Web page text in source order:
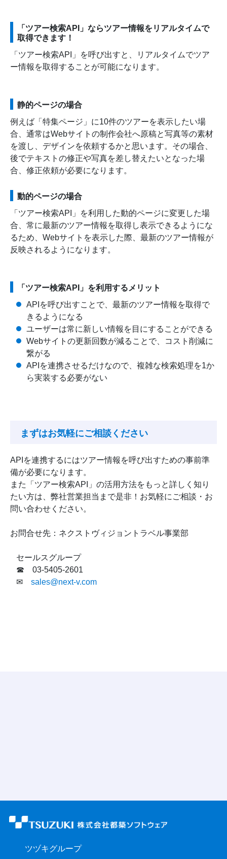
「ツアー検索API」ならツアー情報をリアルタイムで
取得できます！
「ツアー検索API」を呼び出すと、リアルタイムでツア
ー情報を取得することが可能になります。
静的ページの場合
例えば「特集ページ」に10件のツアーを表示したい場
合、通常はWebサイトの制作会社へ原稿と写真等の素材
を渡し、デザインを依頼するかと思います。その場合、
後でテキストの修正や写真を差し替えたいとなった場
合、修正依頼が必要になります。
動的ページの場合
「ツアー検索API」を利用した動的ページに変更した場
合、常に最新のツアー情報を取得し表示できるようにな
るため、Webサイトを表示した際、最新のツアー情報が
反映されるようになります。
「ツアー検索API」を利用するメリット
APIを呼び出すことで、最新のツアー情報を取得で
きるようになる
ユーザーは常に新しい情報を目にすることができる
Webサイトの更新回数が減ることで、コスト削減に
繋がる
APIを連携させるだけなので、複雑な検索処理を1か
ら実装する必要がない
まずはお気軽にご相談ください
APIを連携するにはツアー情報を呼び出すための事前準
備が必要になります。
また「ツアー検索API」の活用方法をもっと詳しく知り
たい方は、弊社営業担当まで是非！お気軽にご相談・お
問い合わせください。
お問合せ先：ネクストヴィジョントラベル事業部
セールスグループ
☎ 03-5405-2601
✉ sales@next-v.com
ツヅキグループ